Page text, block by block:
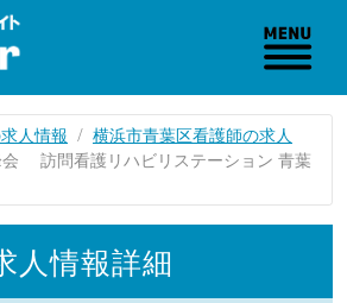
人情報
横浜市青葉区看護師の求人
会 訪問看護リハビリステーション 青葉
人情報詳細